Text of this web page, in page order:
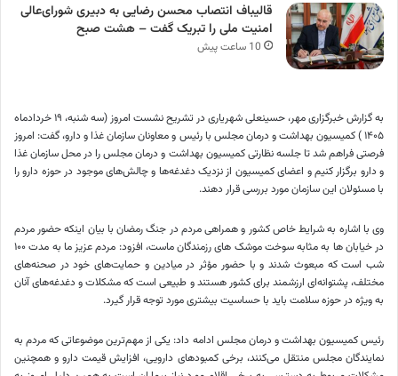
قالیباف انتصاب محسن رضایی به دبیری شورای‌عالی
امنیت ملی را تبریک گفت – هشت صبح
10 ساعت پیش
به گزارش خبرگزاری مهر، حسینعلی شهریاری در تشریح نشست امروز (سه شنبه، ۱۹ خردادماه
۱۴۰۵ ) کمیسیون بهداشت و درمان مجلس با رئیس و معاونان سازمان غذا و دارو، گفت: امروز
فرصتی فراهم شد تا جلسه نظارتی کمیسیون بهداشت و درمان مجلس را در محل سازمان غذا
و دارو برگزار کنیم و اعضای کمیسیون از نزدیک دغدغه‌ها و چالش‌های موجود در حوزه دارو را
با مسئولان این سازمان مورد بررسی قرار دهند.
وی با اشاره به شرایط خاص کشور و همراهی مردم در جنگ رمضان با بیان اینکه حضور مردم
در خیابان ها به مثابه سوخت موشک های رزمندگان ماست، افزود: مردم عزیز ما به مدت ۱۰۰
شب است که مبعوث شدند و با حضور مؤثر در میادین و حمایت‌های خود در صحنه‌های
مختلف، پشتوانه‌ای ارزشمند برای کشور هستند و طبیعی است که مشکلات و دغدغه‌های آنان
به ویژه در حوزه سلامت باید با حساسیت بیشتری مورد توجه قرار گیرد.
رئیس کمیسیون بهداشت و درمان مجلس ادامه داد: یکی از مهم‌ترین موضوعاتی که مردم به
نمایندگان مجلس منتقل می‌کنند، برخی کمبودهای دارویی، افزایش قیمت دارو و همچنین